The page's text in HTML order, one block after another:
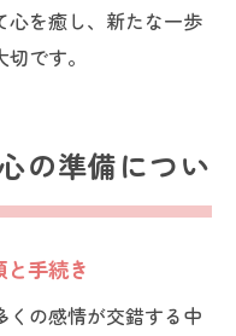
心を癒し、新たな一歩
です。
の準備につい
手続き
くの感情が交錯する中